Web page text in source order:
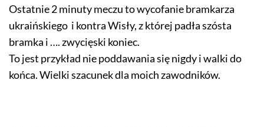
Ostatnie 2 minuty meczu to wycofanie bramkarza
ukraińskiego i kontra Wisły, z której padła szósta
bramka i …. zwycięski koniec.
To jest przykład nie poddawania się nigdy i walki do
końca. Wielki szacunek dla moich zawodników.